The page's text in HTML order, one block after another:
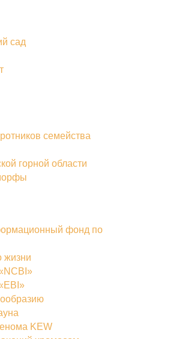
сад
семейства
горной области
фонд по
жизни
KEW